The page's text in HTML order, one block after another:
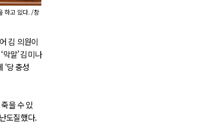
하고 있다. /창
김 의원이
말’ 김미나
당 충성
을 수 있
도질했다.